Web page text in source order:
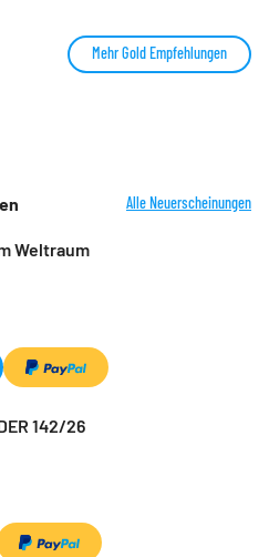
Mehr Gold Empfehlungen
Alle Neuerscheinungen
Weltraum
142/26